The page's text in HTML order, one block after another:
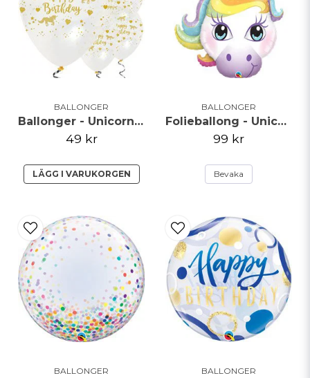
BALLONGER
Ballonger - Unicorn Sparkle
49 kr
LÄGG I VARUKORGEN
BALLONGER
Folieballong - Unicorn Pastell
99 kr
Bevaka
BALLONGER BALLONGER